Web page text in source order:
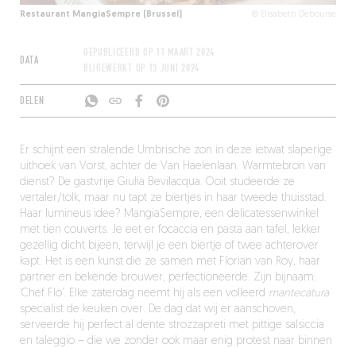
Restaurant MangiaSempre (Brussel) © Elisabeth Debourse
DATA
GEPUBLICEERD OP
11 MAART 2024
BIJGEWERKT OP
13 JUNI 2024
DELEN
Er schijnt een stralende Umbrische zon in deze ietwat slaperige
uithoek van Vorst, achter de Van Haelenlaan. Warmtebron van
dienst? De gastvrije Giulia Bevilacqua. Ooit studeerde ze
vertaler/tolk, maar nu tapt ze biertjes in haar tweede thuisstad.
Haar lumineus idee? MangiaSempre, een delicatessenwinkel
met tien couverts. Je eet er focaccia en pasta aan tafel, lekker
gezellig dicht bijeen, terwijl je een biertje of twee achterover
kapt. Het is een kunst die ze samen met Florian van Roy, haar
partner en bekende brouwer, perfectioneerde. Zijn bijnaam:
‘Chef Flo’. Elke zaterdag neemt hij als een volleerd mantecatura
specialist de keuken over. De dag dat wij er aanschoven,
serveerde hij perfect al dente strozzapreti met pittige salsiccia
en taleggio – die we zonder ook maar enig protest naar binnen